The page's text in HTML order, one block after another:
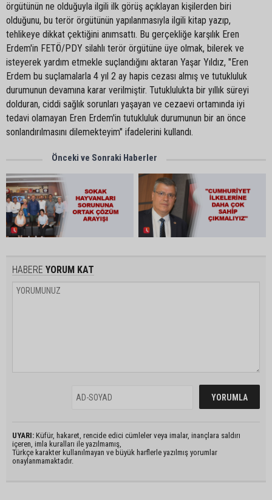
örgütünün ne olduğuyla ilgili ilk görüş açıklayan kişilerden biri
olduğunu, bu terör örgütünün yapılanmasıyla ilgili kitap yazıp,
tehlikeye dikkat çektiğini anımsattı. Bu gerçekliğe karşılık Eren
Erdem'in FETÖ/PDY silahlı terör örgütüne üye olmak, bilerek ve
isteyerek yardım etmekle suçlandığını aktaran Yaşar Yıldız, "Eren
Erdem bu suçlamalarla 4 yıl 2 ay hapis cezası almış ve tutukluluk
durumunun devamına karar verilmiştir. Tutuklulukta bir yıllık süreyi
dolduran, ciddi sağlık sorunları yaşayan ve cezaevi ortamında iyi
tedavi olamayan Eren Erdem'in tutukluluk durumunun bir an önce
sonlandırılmasını dilemekteyim" ifadelerini kullandı.
Önceki ve Sonraki Haberler
HABERE YORUM KAT
UYARI: Küfür, hakaret, rencide edici cümleler veya imalar, inançlara saldırı
içeren, imla kuralları ile yazılmamış,
Türkçe karakter kullanılmayan ve büyük harflerle yazılmış yorumlar
onaylanmamaktadır.